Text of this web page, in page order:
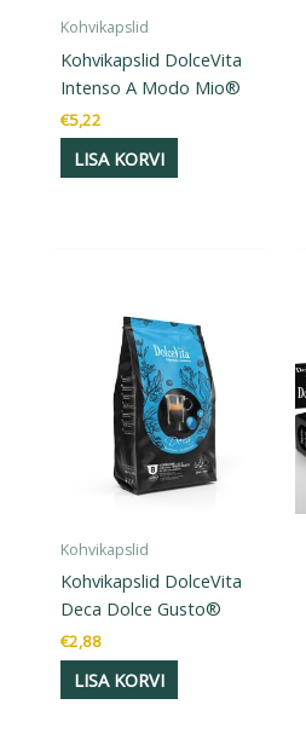
Kohvikapslid
Kohvikapslid DolceVita
Intenso A Modo Mio®
€5,22
LISA KORVI
Kohvikapslid
Kohvikapslid DolceVita
Deca Dolce Gusto®
€2,88
LISA KORVI